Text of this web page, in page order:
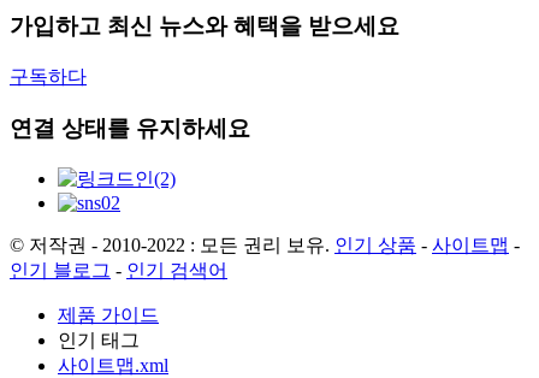
가입하고 최신 뉴스와 혜택을 받으세요
구독하다
연결 상태를 유지하세요
© 저작권 - 2010-2022 : 모든 권리 보유. 인기 상품 - 사이트맵 -
인기 블로그 - 인기 검색어
제품 가이드
인기 태그
사이트맵.xml